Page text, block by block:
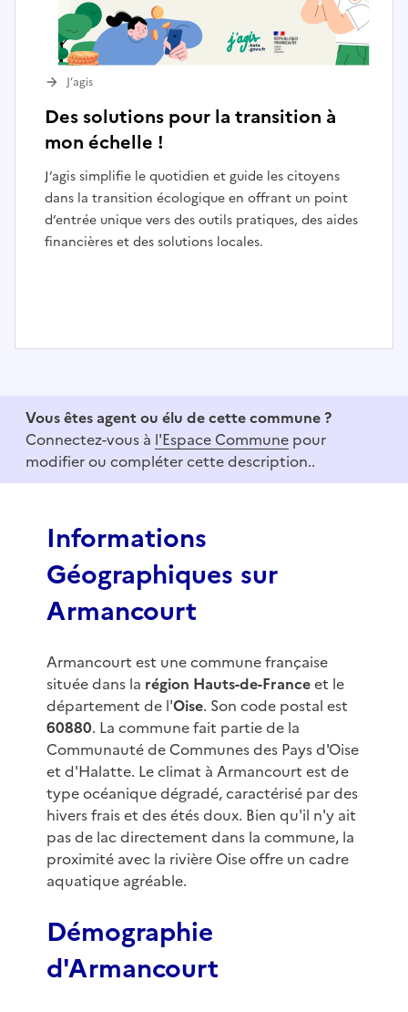
Des solutions pour la transition à
mon échelle !
J’agis simplifie le quotidien et guide les citoyens
dans la transition écologique en offrant un point
d’entrée unique vers des outils pratiques, des aides
financières et des solutions locales.
J’agis
f
Vous êtes agent ou élu de cette commune ?
Connectez-vous à l'Espace Commune pour
modifier ou compléter cette description..
Informations
Géographiques sur
Armancourt
Armancourt est une commune française
située dans la région Hauts-de-Franceet le
département de l'Oise. Son code postal est
60880. La commune fait partie de la
Communauté de Communes des Pays d'Oise
et d'Halatte. Le climat à Armancourt est de
type océanique dégradé, caractérisé par des
hivers frais et des étés doux. Bien qu'il n'y ait
pas de lac directement dans la commune, la
proximité avec la rivière Oise offre un cadre
aquatique agréable.
Démographie
d'Armancourt